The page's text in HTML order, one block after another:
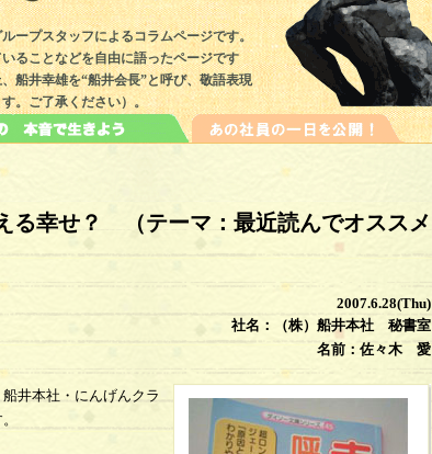
ープスタッフによるコラムページです。
ることなどを自由に語ったページです
船井幸雄を“船井会長”と呼び、敬語表現
。ご了承ください）。
る幸せ？ （テーマ：最近読んでオススメ
2007.6.28(Thu)
社名：（株）船井本社 秘書室
名前：佐々木 愛
井本社・にんげんクラ